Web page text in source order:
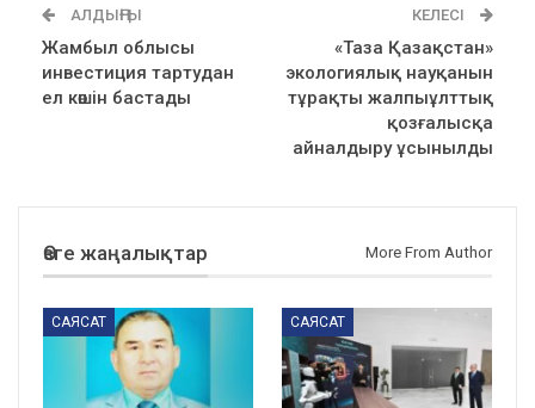
АЛДЫҢҒЫ
Жамбыл облысы
инвестиция тартудан
ел көшін бастады
КЕЛЕСІ
«Таза Қазақстан»
экологиялық науқанын
тұрақты жалпыұлттық
қозғалысқа
айналдыру ұсынылды
Өзге жаңалықтар More From Author
САЯСАТ САЯСАТ